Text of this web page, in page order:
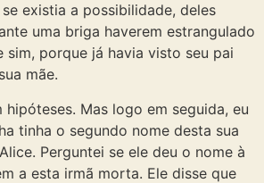
existia a possibilidade, deles
uma briga haverem estrangulado
sim, porque já havia visto seu pai
mãe.
hipóteses. Mas logo em seguida, eu
tinha o segundo nome desta sua
Alice. Perguntei se ele deu o nome à
a esta irmã morta. Ele disse que